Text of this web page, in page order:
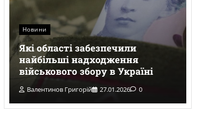
Новини
Які області забезпечили
найбільші надходження
військового збору в Україні
Валентинов Григорій 27.01.2026 0